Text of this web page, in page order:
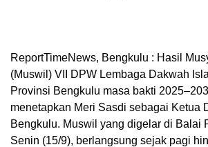
ReportTimeNews, Bengkulu : Hasil
(Muswil) VII DPW Lembaga Dakwah
Provinsi Bengkulu masa bakti
menetapkan Meri Sasdi sebagai Ketua
Bengkulu. Muswil yang digelar di Balai
Senin (15/9), berlangsung sejak pagi